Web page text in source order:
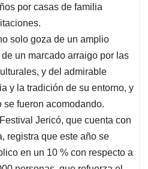
por casas de familia
solo goza de un amplio
un marcado arraigo por las
y del admirable
y la tradición de su entorno, y
se fueron acomodando.
Jericó, que cuenta con
registra que este año se
en un 10 % con respecto a